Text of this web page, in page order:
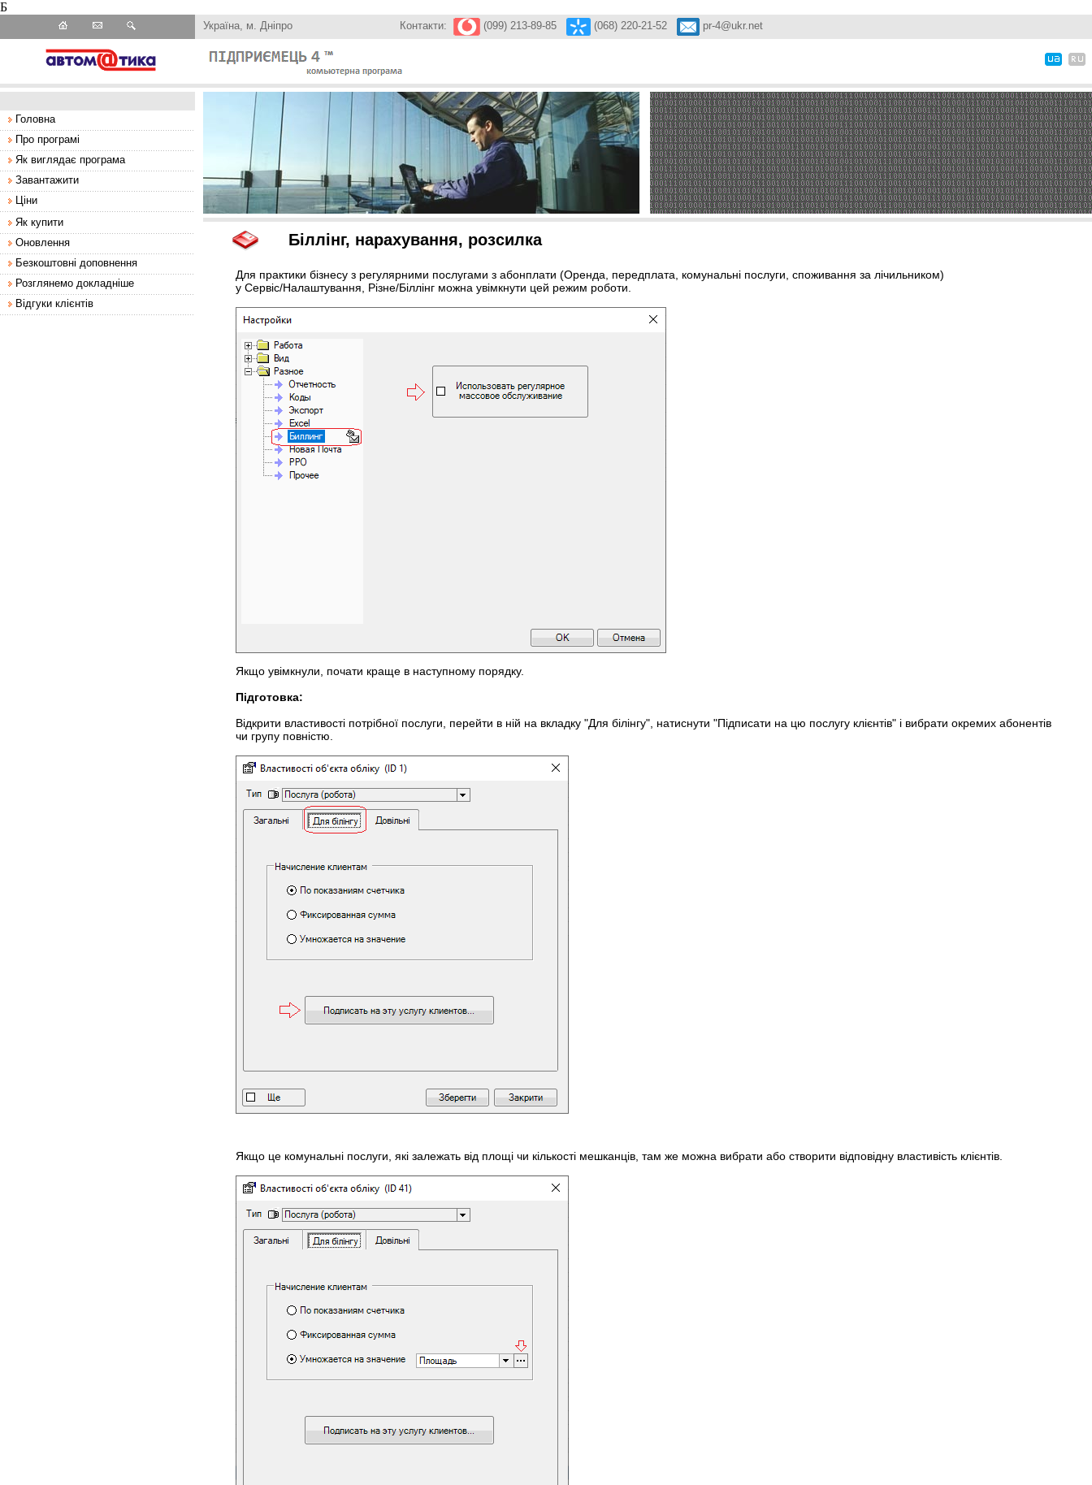
Б
Україна, м. Дніпро Контакти: (099) 213-89-85 (068) 220-21-52 pr-4@ukr.net
Головна
Про програмі
Як виглядає програма
Завантажити
Ціни
Як купити
Оновлення
Безкоштовні доповнення
Розглянемо докладніше
Відгуки клієнтів
Біллінг, нарахування, розсилка
Для практики бізнесу з регулярними послугами з абонплати (Оренда, передплата, комунальні послуги, споживання за лічильником)
у Сервіс/Налаштування, Різне/Біллінг можна увімкнути цей режим роботи.
Якщо увімкнули, почати краще в наступному порядку.
Підготовка:
Відкрити властивості потрібної послуги, перейти в ній на вкладку "Для білінгу", натиснути "Підписати на цю послугу клієнтів" і вибрати окремих абонентів
чи групу повністю.
Якщо це комунальні послуги, які залежать від площі чи кількості мешканців, там же можна вибрати або створити відповідну властивість клієнтів.